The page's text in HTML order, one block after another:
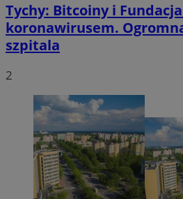
Tychy: Bitcoiny i Fundacja
koronawirusem.
szpitala
2